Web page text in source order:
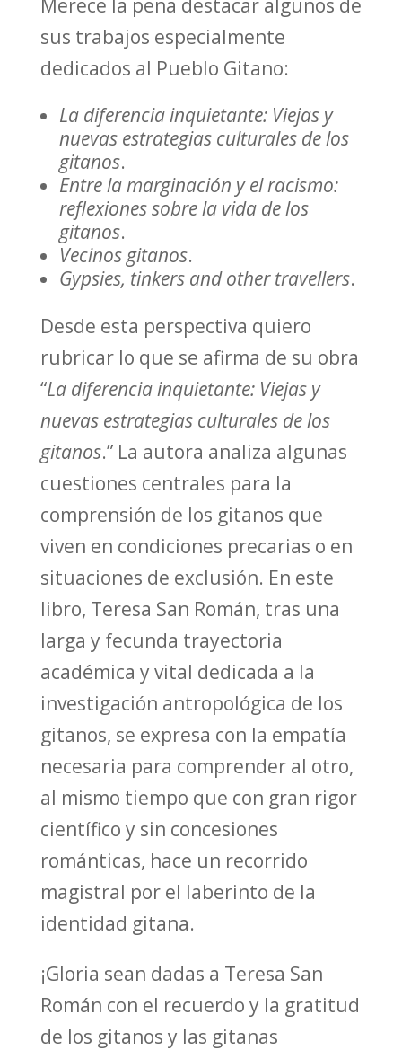
Merece la pena destacar algunos de
sus trabajos especialmente
dedicados al Pueblo Gitano:
La diferencia inquietante: Viejas y
nuevas estrategias culturales de los
gitanos.
Entre la marginación y el racismo:
reflexiones sobre la vida de los
gitanos.
Vecinos gitanos.
Gypsies, tinkers and other travellers.
Desde esta perspectiva quiero
rubricar lo que se afirma de su obra
“La diferencia inquietante: Viejas y
nuevas estrategias culturales de los
gitanos.” La autora analiza algunas
cuestiones centrales para la
comprensión de los gitanos que
viven en condiciones precarias o en
situaciones de exclusión. En este
libro, Teresa San Román, tras una
larga y fecunda trayectoria
académica y vital dedicada a la
investigación antropológica de los
gitanos, se expresa con la empatía
necesaria para comprender al otro,
al mismo tiempo que con gran rigor
científico y sin concesiones
románticas, hace un recorrido
magistral por el laberinto de la
identidad gitana.
¡Gloria sean dadas a Teresa San
Román con el recuerdo y la gratitud
de los gitanos y las gitanas